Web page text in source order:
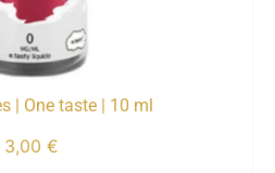
| One taste | 10 ml
3,00 €